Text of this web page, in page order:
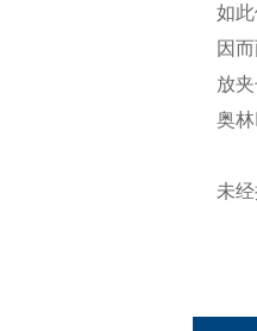
如
因
放
奥
未